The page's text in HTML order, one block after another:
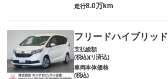
走行8.0万km
フリードハイブリッド
支払総額
(税込)(リ済込)
車両本体価格
(税込)